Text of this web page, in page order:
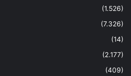
(1.526)
(7.326)
(14)
(2.177)
(409)